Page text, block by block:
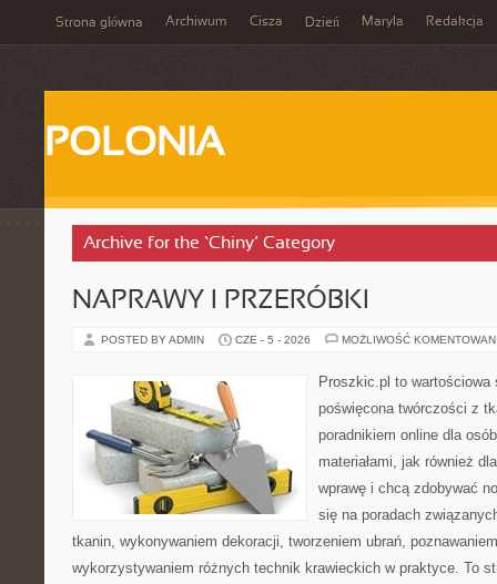
Strona główna Archiwum Cisza Dzień Maryla Redakcja
POLONIA
Archive for the ‘Chiny’ Category
NAPRAWY I PRZERÓBKI
POSTED BY ADMIN CZE - 5 - 2026 MOŻLIWOŚĆ
Proszkic.pl to wartościowa
poświęcona twórczości z
poradnikiem online dla
materiałami, jak również
wprawę i chcą zdobywać
się na poradach
tkanin, wykonywaniem dekoracji, tworzeniem ubrań,
wykorzystywaniem różnych technik krawieckich w praktyce. To